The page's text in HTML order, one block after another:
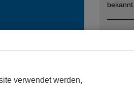
MIT EHRANG
05.
Mplus
2026
den
verwendet werden,